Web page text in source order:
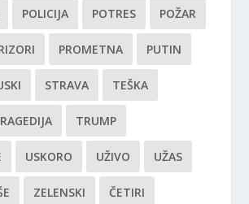
POLICIJA POTRES POŽAR
PROMETNA PUTIN
STRAVA TEŠKA
TRUMP
USKORO UŽIVO UŽAS
ZELENSKI ČETIRI